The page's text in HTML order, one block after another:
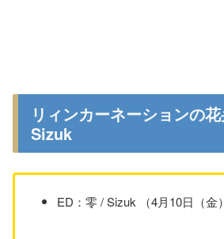
リィンカーネーションの
Sizuk
ED：零 / Sizuk （4月10日（金